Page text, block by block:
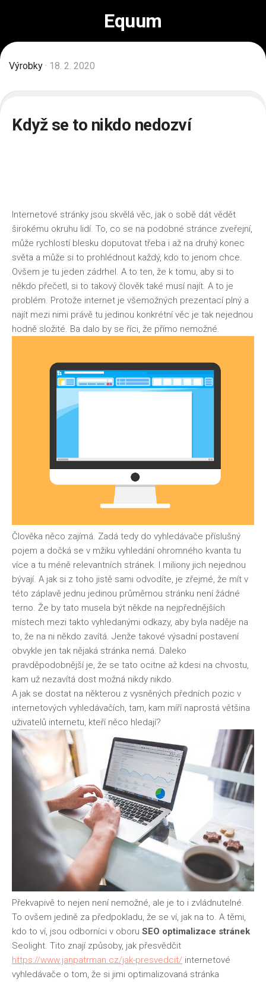
Equum
Výrobky · 18. 2. 2020
Když se to nikdo nedozví
Internetové stránky jsou skvělá věc, jak o sobě dát vědět
širokému okruhu lidí. To, co se na podobné stránce zveřejní,
může rychlostí blesku doputovat třeba i až na druhý konec
světa a může si to prohlédnout každý, kdo to jenom chce.
Ovšem je tu jeden zádrhel. A to ten, že k tomu, aby si to
někdo přečetl, si to takový člověk také musí najít. A to je
problém. Protože internet je všemožných prezentací plný a
najít mezi nimi právě tu jedinou konkrétní věc je tak nejednou
hodně složité. Ba dalo by se říci, že přímo nemožné.
Člověka něco zajímá. Zadá tedy do vyhledávače příslušný
pojem a dočká se v mžiku vyhledání ohromného kvanta tu
více a tu méně relevantních stránek. I miliony jich nejednou
bývají. A jak si z toho jistě sami odvodíte, je zřejmé, že mít v
této záplavě jednu jedinou průměrnou stránku není žádné
terno. Že by tato musela být někde na nejpřednějších
místech mezi takto vyhledanými odkazy, aby byla naděje na
to, že na ni někdo zavítá. Jenže takové výsadní postavení
obvykle jen tak nějaká stránka nemá. Daleko
pravděpodobnější je, že se tato ocitne až kdesi na chvostu,
kam už nezavítá dost možná nikdy nikdo.
A jak se dostat na některou z vysněných předních pozic v
internetových vyhledávačích, tam, kam míří naprostá většina
uživatelů internetu, kteří něco hledají?
Překvapivě to nejen není nemožné, ale je to i zvládnutelné.
To ovšem jedině za předpokladu, že se ví, jak na to. A těmi,
kdo to ví, jsou odborníci v oboru SEO optimalizace stránek
Seolight. Tito znají způsoby, jak přesvědčit
https://www.janpatrman.cz/jak-presvedcit/ internetové
vyhledávače o tom, že si jimi optimalizovaná stránka